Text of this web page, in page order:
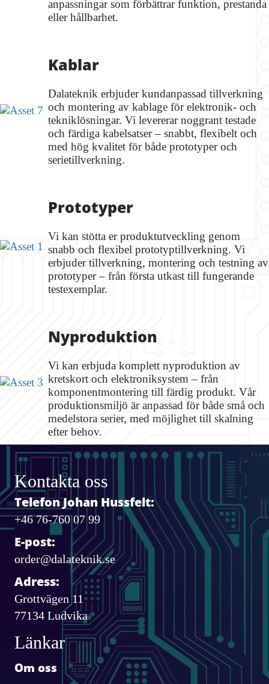
anpassningar som förbättrar funktion, prestanda
eller hållbarhet.
Kablar
Dalateknik erbjuder kundanpassad tillverkning
och montering av kablage för elektronik- och
tekniklösningar. Vi levererar noggrant testade
och färdiga kabelsatser – snabbt, flexibelt och
med hög kvalitet för både prototyper och
serietillverkning.
Prototyper
Vi kan stötta er produktutveckling genom
snabb och flexibel prototyptillverkning. Vi
erbjuder tillverkning, montering och testning av
prototyper – från första utkast till fungerande
testexemplar.
Nyproduktion
Vi kan erbjuda komplett nyproduktion av
kretskort och elektroniksystem – från
komponentmontering till färdig produkt. Vår
produktionsmiljö är anpassad för både små och
medelstora serier, med möjlighet till skalning
efter behov.
Kontakta oss
Telefon Johan Hussfelt:
+46 76-760 07 99
E-post:
order@dalateknik.se
Adress:
Grottvägen 11
77134 Ludvika
Länkar
Om oss